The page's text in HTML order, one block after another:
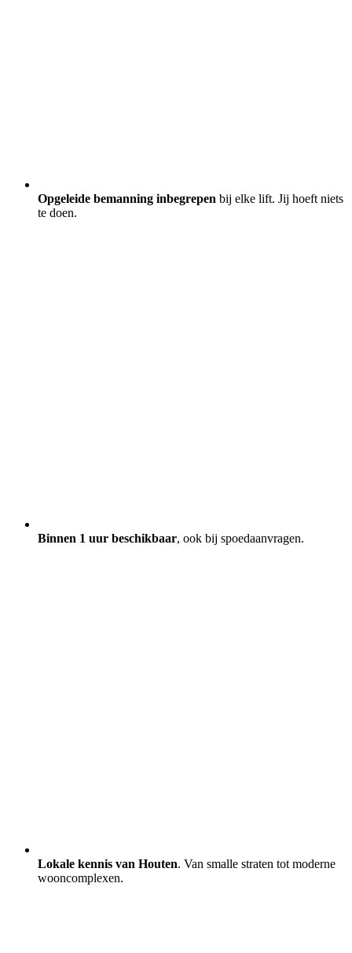
Opgeleide bemanning inbegrepen bij elke lift. Jij hoeft niets
te doen.
Binnen 1 uur beschikbaar, ook bij spoedaanvragen.
Lokale kennis van Houten. Van smalle straten tot moderne
wooncomplexen.